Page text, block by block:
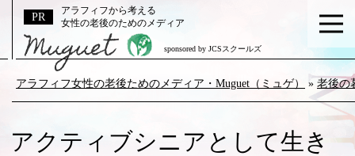
アラフィフから考える
女性の老後のためのメディア
sponsored by JCSスクールズ
アラフィフ女性の老後ためのメディア・Muguet（ミュゲ） » 老後の
アクティブシニアとして生き